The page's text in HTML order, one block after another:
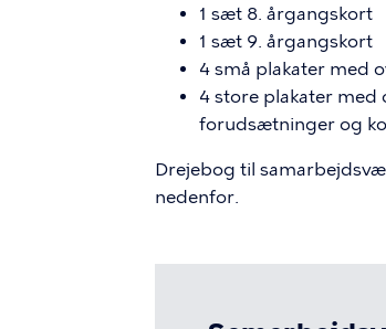
1 sæt 8. årgangskort
1 sæt 9. årgangskort
4 små plakater med
4 store plakater med
forudsætninger og
Drejebog til
nedenfor.